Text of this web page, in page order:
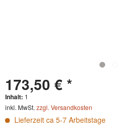
173,50 € *
Inhalt: 1
inkl. MwSt. zzgl. Versandkosten
Lieferzeit ca 5-7 Arbeitstage